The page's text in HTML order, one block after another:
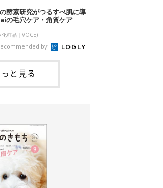
さんは実家から自宅へ帰る途
と公園で待ち合わせ
旧Twitter）ユーザー
さんの愛犬・シルビアち
当時、生後推定2カ月）。飼い
#最初に撮った一枚」として投
には、ケージの隅で不安そうな
べるシルビアちゃんの姿が写っ
。こちらは、保護犬だったシル
は、愛犬でチワワのつぶしゃん
つぶちゃん）です。飼い主さん
みつくつぶしゃん（撮影時6
撮影当時の状況に
と、飼い主さんはこう教えてく
飼い主さん： 「ある休日のこ
がソファに座った途端にひざの
きたので、そのままなでながら
ていたのですが、微動だにしな
なって見てみると、腕にしがみ
酵素研究がつるすべ肌に導
の毛穴ケア・角質ケア
化粧品｜VOCE)
by
と見る